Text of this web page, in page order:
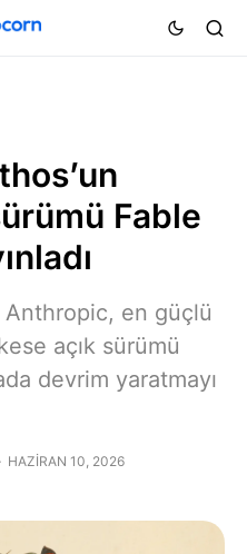
Fable
Anthropic, en güçlü
açık sürümü
devrim yaratmayı
HAZIRAN 10, 2026